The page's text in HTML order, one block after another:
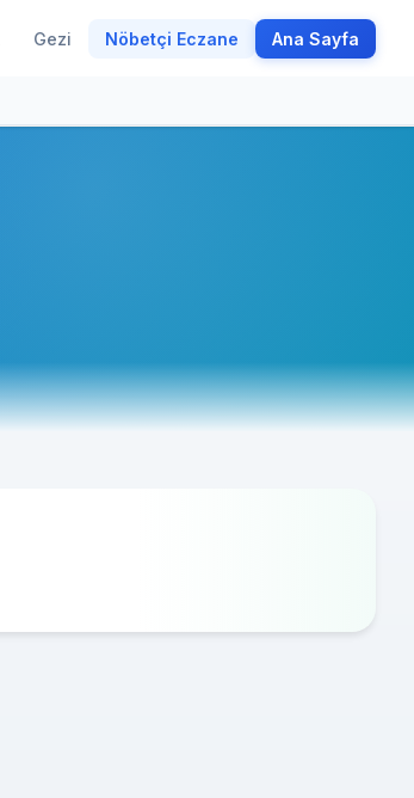
Gezi Nöbetçi Eczane Ana Sayfa